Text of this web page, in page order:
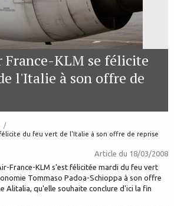
KLM se félicite
l'Italie à son offre de
félicite du feu vert de l'Italie à son offre de reprise
Article du 18/03/2008
France-KLM s'est félicitée mardi du feu vert
Tommaso Padoa-Schioppa à son offre
Alitalia, qu'elle souhaite conclure d'ici la fin